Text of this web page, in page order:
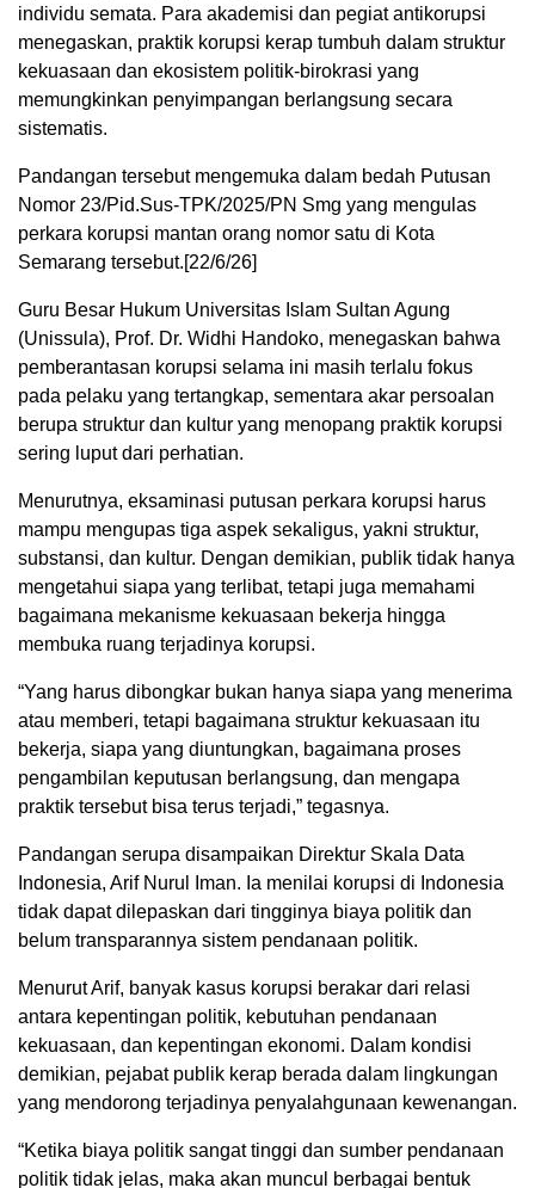
individu semata. Para akademisi dan pegiat antikorupsi
menegaskan, praktik korupsi kerap tumbuh dalam struktur
kekuasaan dan ekosistem politik-birokrasi yang
memungkinkan penyimpangan berlangsung secara
sistematis.
Pandangan tersebut mengemuka dalam bedah Putusan
Nomor 23/Pid.Sus-TPK/2025/PN Smg yang mengulas
perkara korupsi mantan orang nomor satu di Kota
Semarang tersebut.[22/6/26]
Guru Besar Hukum Universitas Islam Sultan Agung
(Unissula), Prof. Dr. Widhi Handoko, menegaskan bahwa
pemberantasan korupsi selama ini masih terlalu fokus
pada pelaku yang tertangkap, sementara akar persoalan
berupa struktur dan kultur yang menopang praktik korupsi
sering luput dari perhatian.
Menurutnya, eksaminasi putusan perkara korupsi harus
mampu mengupas tiga aspek sekaligus, yakni struktur,
substansi, dan kultur. Dengan demikian, publik tidak hanya
mengetahui siapa yang terlibat, tetapi juga memahami
bagaimana mekanisme kekuasaan bekerja hingga
membuka ruang terjadinya korupsi.
“Yang harus dibongkar bukan hanya siapa yang menerima
atau memberi, tetapi bagaimana struktur kekuasaan itu
bekerja, siapa yang diuntungkan, bagaimana proses
pengambilan keputusan berlangsung, dan mengapa
praktik tersebut bisa terus terjadi,” tegasnya.
Pandangan serupa disampaikan Direktur Skala Data
Indonesia, Arif Nurul Iman. Ia menilai korupsi di Indonesia
tidak dapat dilepaskan dari tingginya biaya politik dan
belum transparannya sistem pendanaan politik.
Menurut Arif, banyak kasus korupsi berakar dari relasi
antara kepentingan politik, kebutuhan pendanaan
kekuasaan, dan kepentingan ekonomi. Dalam kondisi
demikian, pejabat publik kerap berada dalam lingkungan
yang mendorong terjadinya penyalahgunaan kewenangan.
“Ketika biaya politik sangat tinggi dan sumber pendanaan
politik tidak jelas, maka akan muncul berbagai bentuk